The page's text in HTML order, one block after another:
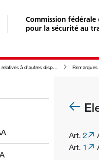
Commission
pour la sécurité au
à d’autres dispositions Remarques
Art. 2
Art. 1